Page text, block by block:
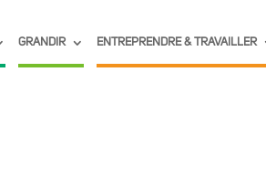
GRANDIR ENTREPRENDRE & TRAVAILLER